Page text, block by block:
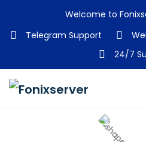
Welcome to
Telegram Support
24/7